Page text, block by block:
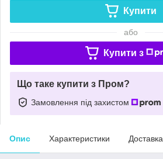
Купити
або
Купити з
Що таке купити з Пром?
Замовлення під захистом
Опис Характеристики Доставка